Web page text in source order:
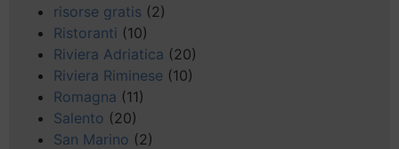
risorse gratis (2)
Ristoranti (10)
Riviera Adriatica (20)
Riviera Riminese (10)
Romagna (11)
Salento (20)
San Marino (2)